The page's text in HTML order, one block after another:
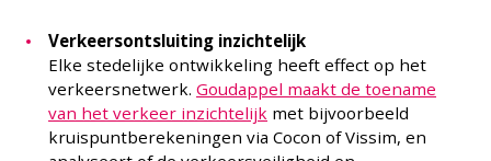
Verkeersontsluiting inzichtelijk
Elke stedelijke ontwikkeling heeft effect op het
verkeersnetwerk.Goudappel maakt de toename
van het verkeer inzichtelijk met bijvoorbeeld
kruispuntberekeningen via Cocon of Vissim, en